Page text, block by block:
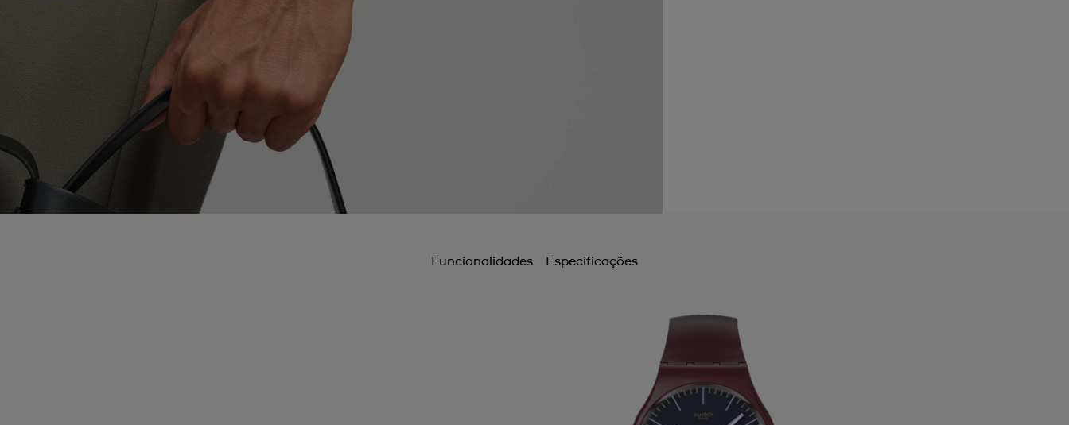
Funcionalidades Especificações